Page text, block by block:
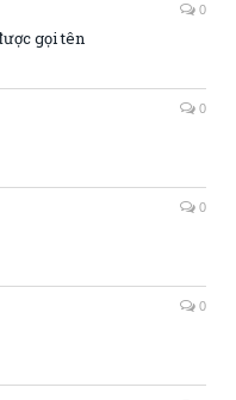
0
gọi tên
0
0
0